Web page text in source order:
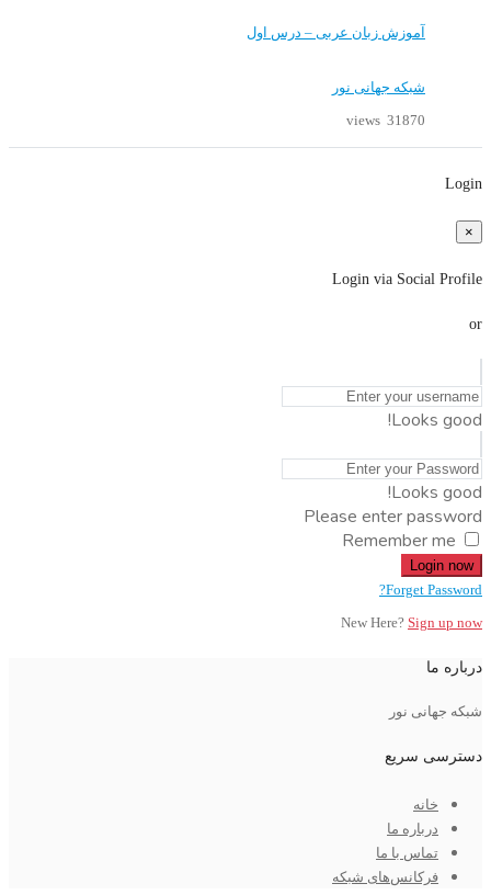
آموزش زبان عربی – درس اول
شبکه جهانی نور
31870 views
Login
×
Login via Social Profile
or
Looks good!
Looks good!
Please enter password
Remember me
Login now
Forget Password?
New Here? Sign up now
درباره ما
شبکه جهانی نور
دسترسی سریع
خانه
درباره ما
تماس با ما
فرکانس‌های شبکه